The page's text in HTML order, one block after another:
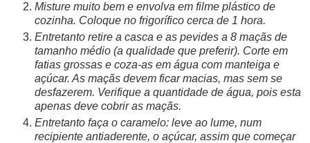
Misture muito bem e envolva em filme plástico de
cozinha. Coloque no frigorífico cerca de 1 hora.
Entretanto retire a casca e as pevides a 8 maçãs de
tamanho médio (a qualidade que preferir). Corte em
fatias grossas e coza-as em água com manteiga e
açúcar. As maçãs devem ficar macias, mas sem se
desfazerem. Verifique a quantidade de água, pois esta
apenas deve cobrir as maçãs.
Entretanto faça o caramelo: leve ao lume, num
recipiente antiaderente, o açúcar, assim que começar